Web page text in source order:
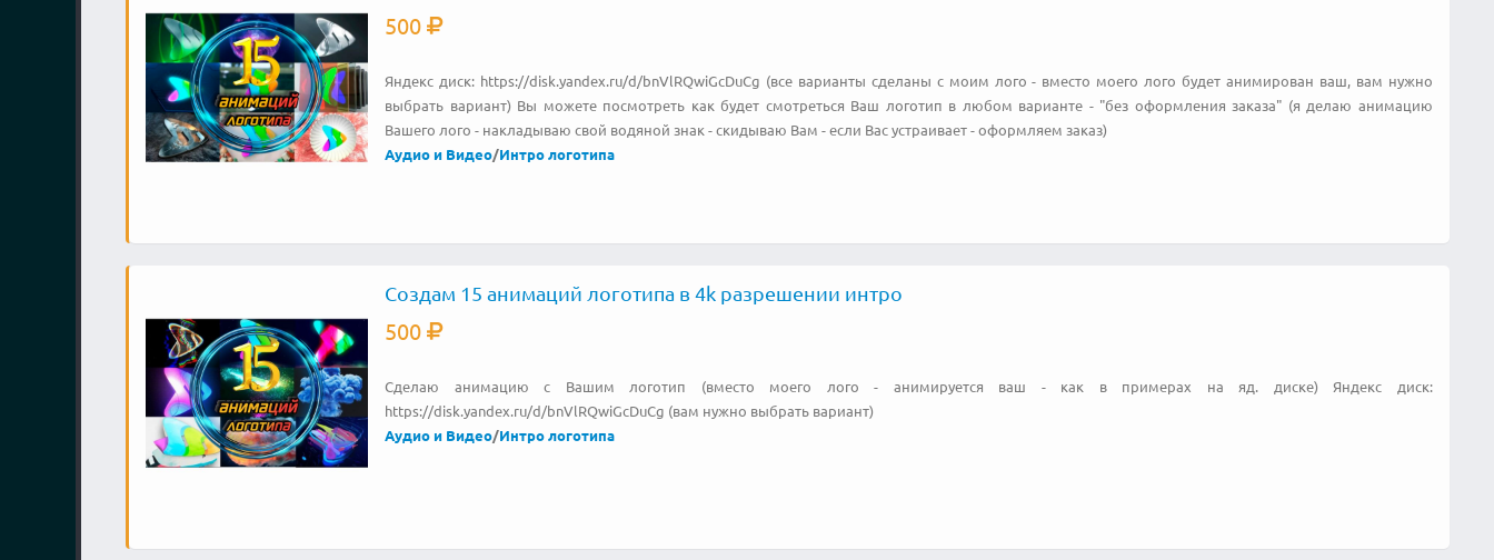
500
Яндекс диск: https://disk.yandex.ru/d/bnVlRQwiGcDuCg (все варианты сделаны с моим лого - вместо моего лого будет анимирован ваш, вам нужно
выбрать вариант) Вы можете посмотреть как будет смотреться Ваш логотип в любом варианте - "без оформления заказа" (я делаю анимацию
Вашего лого - накладываю свой водяной знак - скидываю Вам - если Вас устраивает - оформляем заказ)
Аудио и Видео/Интро логотипа
Создам 15 анимаций логотипа в 4k разрешении интро
500
Сделаю анимацию с Вашим логотип (вместо моего лого - анимируется ваш - как в примерах на яд. диске) Яндекс диск:
https://disk.yandex.ru/d/bnVlRQwiGcDuCg (вам нужно выбрать вариант)
Аудио и Видео/Интро логотипа